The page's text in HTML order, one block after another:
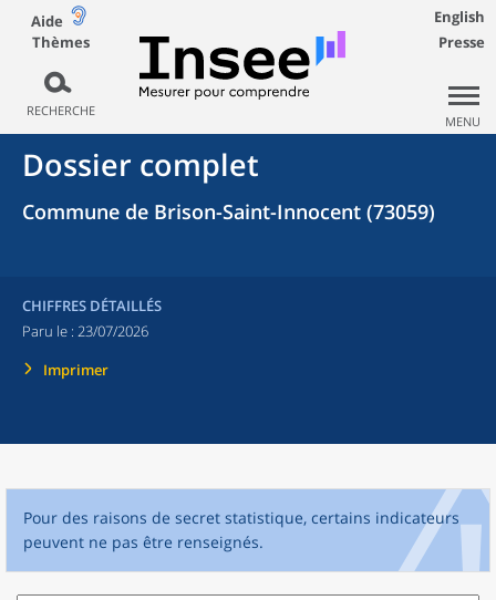
Aide
Thèmes
RECHERCHE
English
Presse
MENU
Dossier complet
Commune de Brison-Saint-Innocent (73059)
CHIFFRES DÉTAILLÉS
Paru le : 23/07/2026
Imprimer
Pour des raisons de secret statistique, certains indicateurs
peuvent ne pas être renseignés.